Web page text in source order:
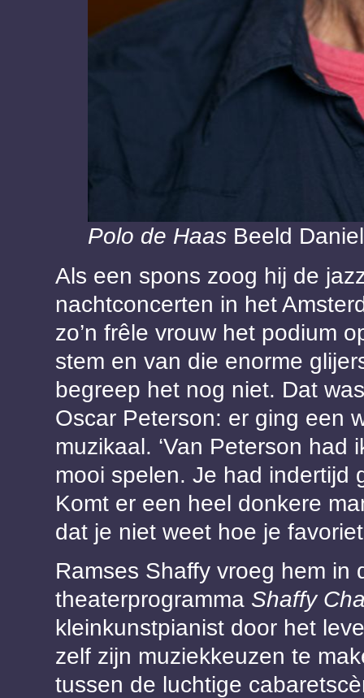
Polo de Haas Beeld
Als een spons zoog hij de
nachtconcerten in het
zo’n frêle vrouw het podium
stem en van die enorme
begreep het nog niet. Dat
Oscar Peterson: er ging een
muzikaal. ‘Van Peterson
mooi spelen. Je had indertijd
Komt er een heel donkere
dat je niet weet hoe je
Ramses Shaffy vroeg hem in
theaterprogramma Shaffy
kleinkunstpianist door het
zelf zijn muziekkeuzen te
tussen de luchtige